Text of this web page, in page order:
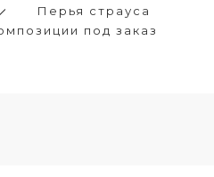
Перья страуса
под заказ